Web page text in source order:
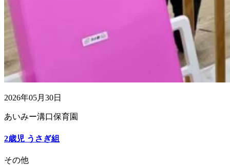
2026年05月30日
あいみー溝口保育園
2歳児 うさぎ組
その他